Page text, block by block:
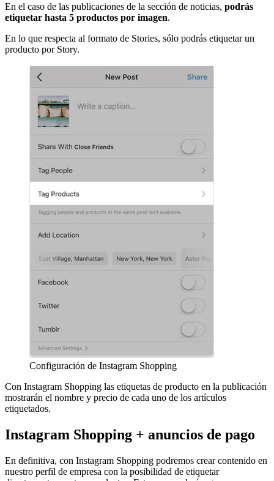
En el caso de las publicaciones de la sección de noticias, podrás
etiquetar hasta 5 productos por imagen.
En lo que respecta al formato de Stories, sólo podrás etiquetar un
producto por Story.
Configuración de Instagram Shopping
Con Instagram Shopping las etiquetas de producto en la publicación
mostrarán el nombre y precio de cada uno de los artículos
etiquetados.
Instagram Shopping + anuncios de pago
En definitiva, con Instagram Shopping podremos crear contenido en
nuestro perfil de empresa con la posibilidad de etiquetar